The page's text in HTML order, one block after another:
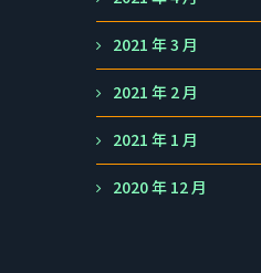
2021 年 3 月
2021 年 2 月
2021 年 1 月
2020 年 12 月